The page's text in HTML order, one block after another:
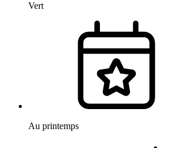
Vert
Au printemps